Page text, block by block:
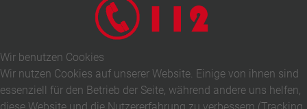
Wir benutzen Cookies
Wir nutzen Cookies auf unserer Website. Einige von ihnen sind
essenziell für den Betrieb der Seite, während andere uns helfen,